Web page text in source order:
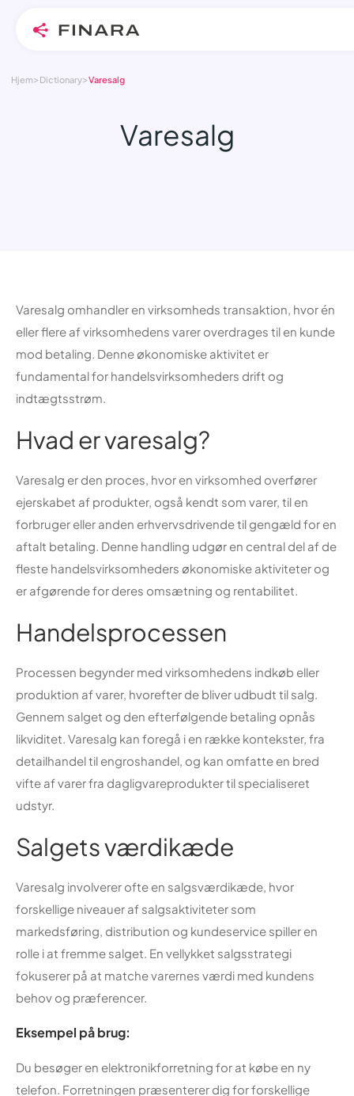
Skip
Hjem> Dictionary>Varesalg
Varesalg
Varesalg omhandler en virksomheds transaktion, hvor én
eller flere af virksomhedens varer overdrages til en kunde
mod betaling. Denne økonomiske aktivitet er
fundamental for handelsvirksomheders drift og
indtægtsstrøm.
Hvad er varesalg?
Varesalg er den proces, hvor en virksomhed overfører
ejerskabet af produkter, også kendt som varer, til en
forbruger eller anden erhvervsdrivende til gengæld for en
aftalt betaling. Denne handling udgør en central del af de
fleste handelsvirksomheders økonomiske aktiviteter og
er afgørende for deres omsætning og rentabilitet.
Handelsprocessen
Processen begynder med virksomhedens indkøb eller
produktion af varer, hvorefter de bliver udbudt til salg.
Gennem salget og den efterfølgende betaling opnås
likviditet. Varesalg kan foregå i en række kontekster, fra
detailhandel til engroshandel, og kan omfatte en bred
vifte af varer fra dagligvareprodukter til specialiseret
udstyr.
Salgets værdikæde
Varesalg involverer ofte en salgsværdikæde, hvor
forskellige niveauer af salgsaktiviteter som
markedsføring, distribution og kundeservice spiller en
rolle i at fremme salget. En vellykket salgsstrategi
fokuserer på at matche varernes værdi med kundens
behov og præferencer.
Eksempel på brug:
Du besøger en elektronikforretning for at købe en ny
telefon. Forretningen præsenterer dig for forskellige